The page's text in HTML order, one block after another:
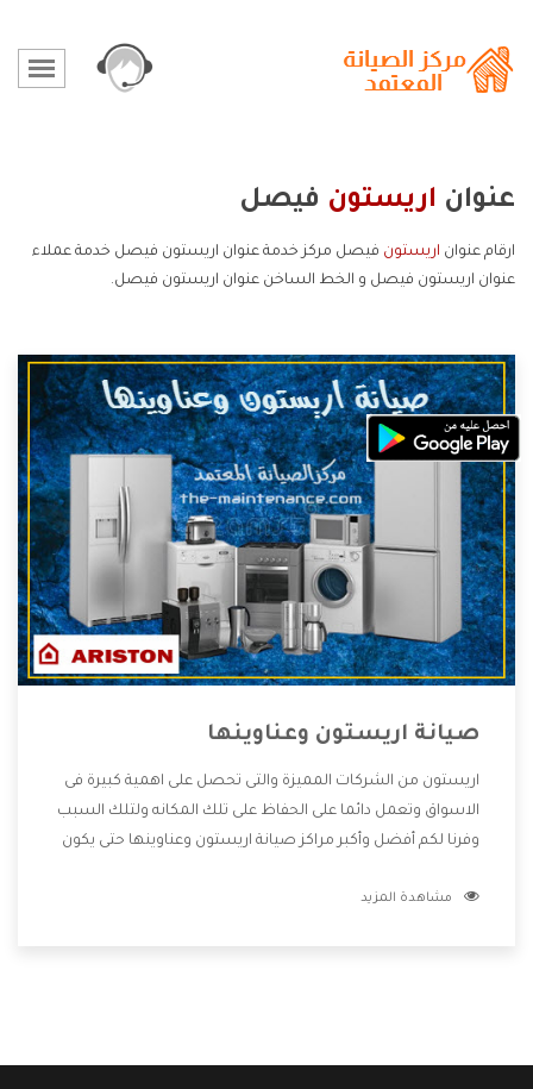
عنوان اريستون فيصل
ارقام عنوان اريستون فيصل مركز خدمة عنوان اريستون فيصل خدمة عملاء
عنوان اريستون فيصل و الخط الساخن عنوان اريستون فيصل.
صيانة اريستون وعناوينها
اريستون من الشركات المميزة والتى تحصل على اهمية كبيرة فى
الاسواق وتعمل دائما على الحفاظ على تلك المكانه ولتلك السبب
وفرنا لكم أفضل وأكبر مراكز صيانة اريستون وعناوينها حتى يكون
دون اى ازعاج كما أننا نهتم بكل ما يحتاجه المستهلك لكى نحافظ
مشاهدة المزيد